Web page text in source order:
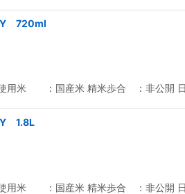
720ml
使用米 ：国産米 精米歩合 ：非
1.8L
使用米 ：国産米 精米歩合 ：非